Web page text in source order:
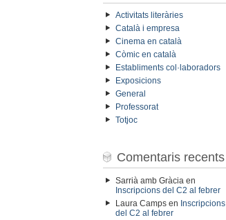
Activitats literàries
Català i empresa
Cinema en català
Còmic en català
Establiments col·laboradors
Exposicions
General
Professorat
Totjoc
Comentaris recents
Sarrià amb Gràcia en
Inscripcions del C2 al febrer
Laura Campsen Inscripcions
del C2 al febrer